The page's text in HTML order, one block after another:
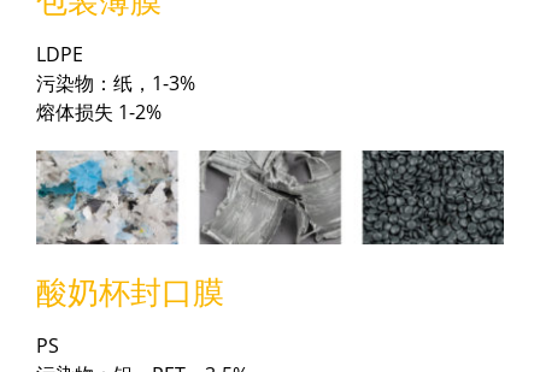
LDPE
污染物：纸，1-3%
熔体损失 1-2%
酸奶杯封口膜
PS